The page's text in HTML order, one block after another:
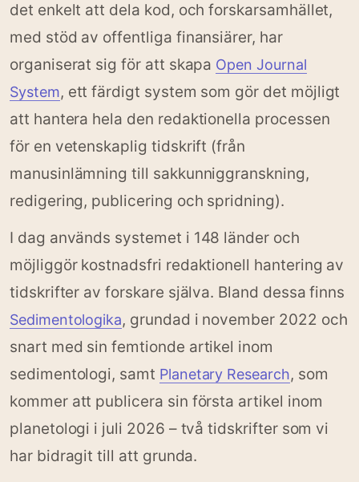
det enkelt att dela kod, och forskarsamhället,
med stöd av offentliga finansiärer, har
organiserat sig för att skapa Open Journal
System, ett färdigt system som gör det möjligt
att hantera hela den redaktionella processen
för en vetenskaplig tidskrift (från
manusinlämning till sakkunniggranskning,
redigering, publicering och spridning).
I dag används systemet i 148 länder och
möjliggör kostnadsfri redaktionell hantering av
tidskrifter av forskare själva. Bland dessa finns
Sedimentologika, grundad i november 2022 och
snart med sin femtionde artikel inom
sedimentologi, samt Planetary Research, som
kommer att publicera sin första artikel inom
planetologi i juli 2026 – två tidskrifter som vi
har bidragit till att grunda.